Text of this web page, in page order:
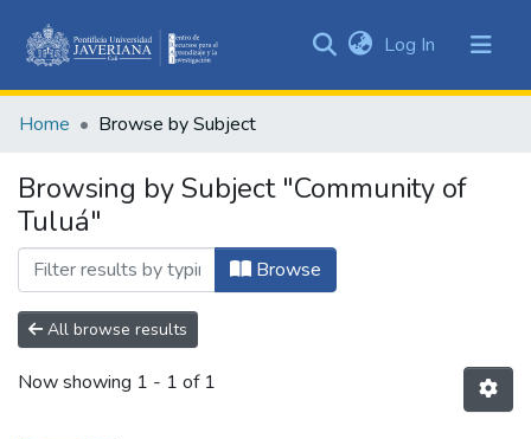
&
All of DSpace
Log In (current)
Home Browse by Subject
Browsing by Subject "Community of
Tuluá"
Browse
All browse results
Now showing 1 - 1 of 1